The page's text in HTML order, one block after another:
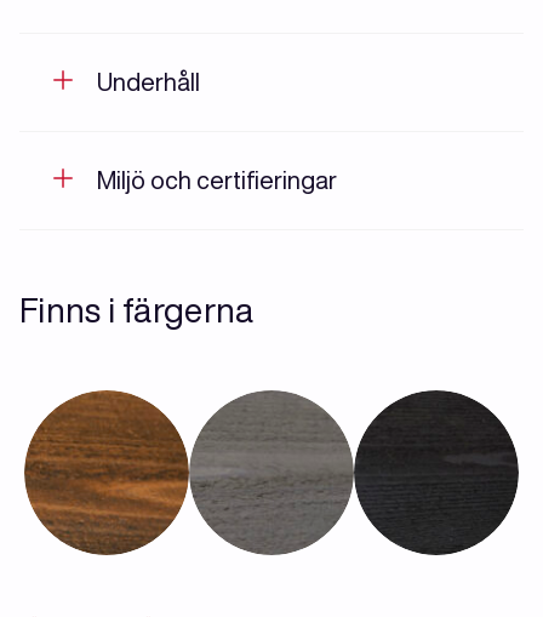
Underhåll
Miljö och certifieringar
Finns i färgerna